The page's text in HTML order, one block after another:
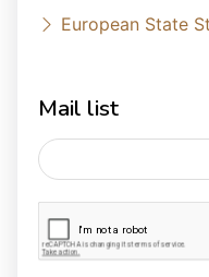
European State
Mail list